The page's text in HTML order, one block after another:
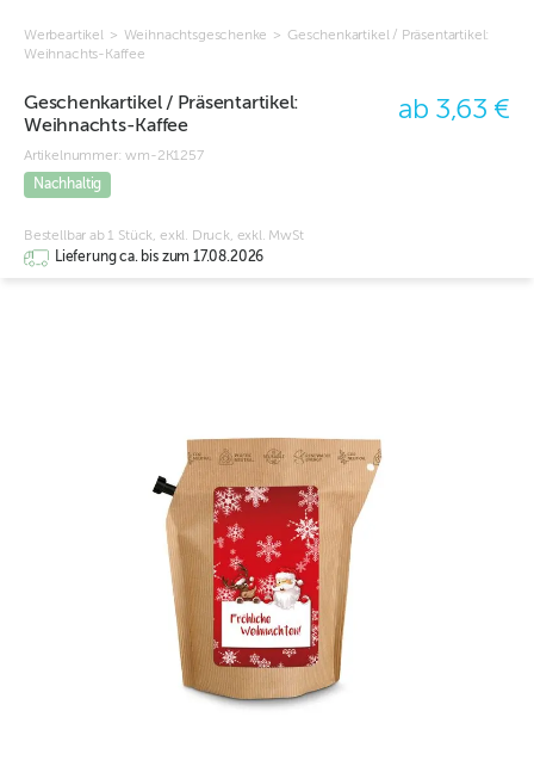
Werbeartikel > Weihnachtsgeschenke > Geschenkartikel / Präsentartikel:
Weihnachts-Kaffee
Geschenkartikel / Präsentartikel:
Weihnachts-Kaffee
Artikelnummer:wm-2K1257
Nachhaltig
ab 3,63 €
Bestellbar ab 1 Stück, exkl. Druck, exkl. MwSt
Lieferung ca. bis zum 17.08.2026